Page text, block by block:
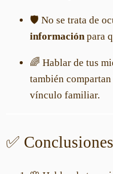
🛡️ No se trata de
información para
🌈 Hablar de tus
también
vínculo familiar.
✅ Conclusiones